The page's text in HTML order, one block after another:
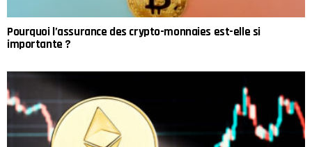
Pourquoi l’assurance des crypto-monnaies est-elle si
importante ?